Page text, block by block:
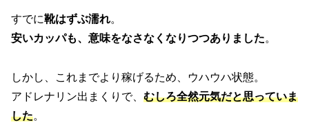
すでに靴はずぶ濡れ。
安いカッパも、意味をなさなくなりつつありました。
しかし、これまでより稼げるため、ウハウハ状態。
アドレナリン出まくりで、 むしろ全然元気だと思っていま
した。